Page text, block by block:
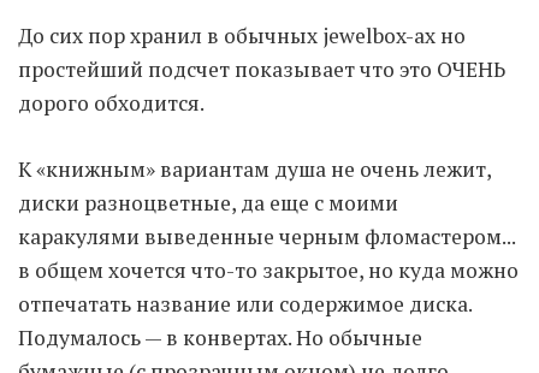
До сих пор хранил в обычных jewelbox-ах но
простейший подсчет показывает что это ОЧЕНЬ
дорого обходится.
К «книжным» вариантам душа не очень лежит,
диски разноцветные, да еще с моими
каракулями выведенные черным фломастером...
в общем хочется что-то закрытое, но куда можно
отпечатать название или содержимое диска.
Подумалось — в конвертах. Но обычные
Связаться со мной
24-70/2.8(52) 35mm/1.4(14)
75mm/f1.2 (17) 85/1.4D(15)
(32)
fujifilm
(16) howto
Internet(43) Kate(56) kitchen(27)
mavic2pro(20) MavicXS(13)